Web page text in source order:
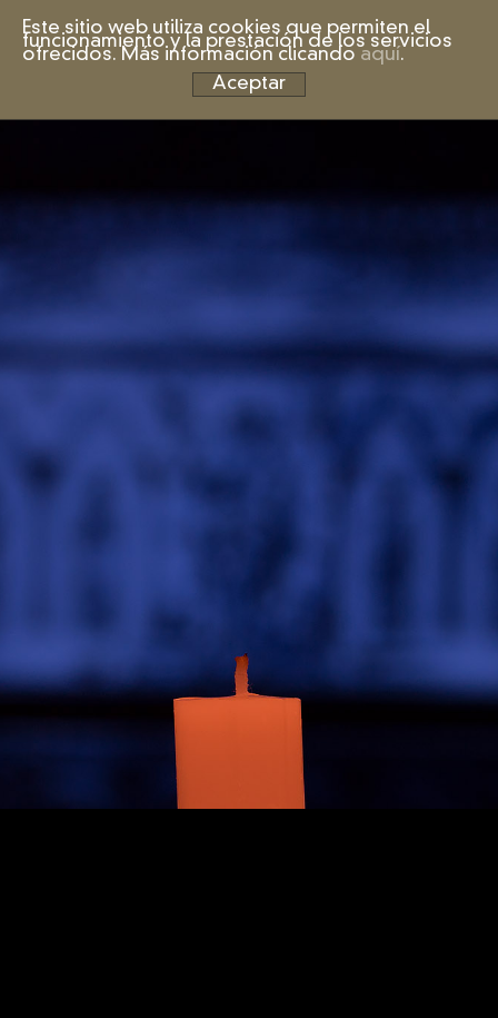
Este sitio web utiliza cookies que permiten el
funcionamiento y la prestación de los servicios
ofrecidos. Más información clicando aquí.
Aceptar